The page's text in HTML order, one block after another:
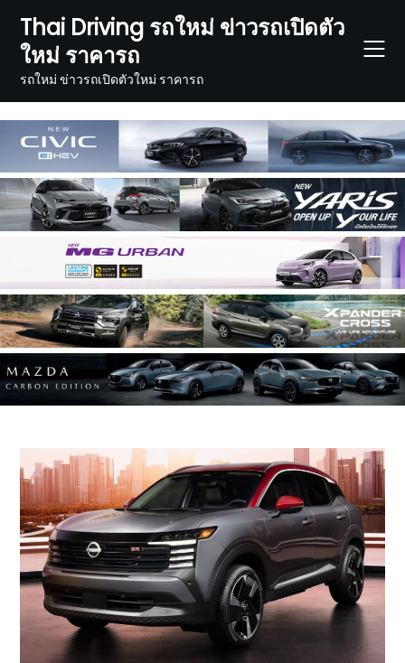
content
Thai Driving รถใหม่ ข่าวรถเปิดตัว
ใหม่ ราคารถ
รถใหม่ ข่าวรถเปิดตัวใหม่ ราคารถ